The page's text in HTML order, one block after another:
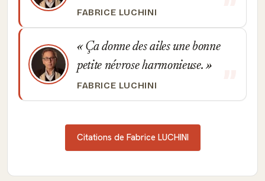
FABRICE LUCHINI
Ça donne des ailes une bonne
petite névrose harmonieuse.
FABRICE LUCHINI
Citations de Fabrice LUCHINI